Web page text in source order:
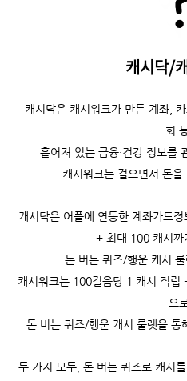
캐시닥/
캐시닥은 캐시워크가 만든 계좌,
회
흩어져 있는 금융·건강 정보를
캐시워크는 걸으면서 돈을
캐시닥은 어플에 연동한 계좌카드
+ 최대 100 캐시까
돈 버는 퀴즈/행운 캐시
캐시워크는 100걸음당 1 캐시 적립
으
돈 버는 퀴즈/행운 캐시 룰렛을 통
두 가지 모두, 돈 버는 퀴즈로 캐시를